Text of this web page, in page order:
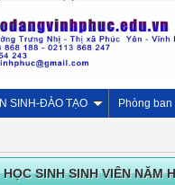
SINH-ĐÀO TẠO Phòng ban
SINH SINH VIÊN NĂM